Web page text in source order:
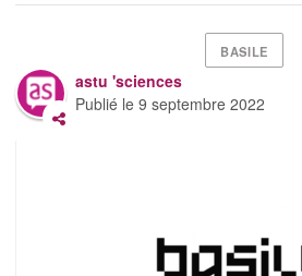
BASILE
astu 'sciences
Publié le9 septembre 2022